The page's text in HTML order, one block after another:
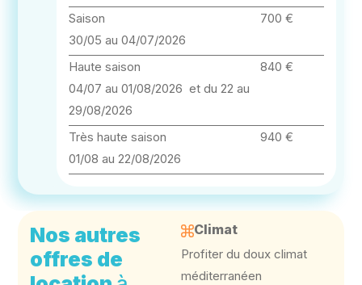
Saison
30/05 au 04/07/2026
700 €
Haute saison
04/07 au 01/08/2026 et du 22 au
29/08/2026
840 €
Très haute saison
01/08 au 22/08/2026
940 €
Nos autres
offres de
Climat
Profiter du doux climat
méditerranéen